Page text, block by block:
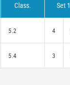
Class. Set 1
5.2 4
5.4 3